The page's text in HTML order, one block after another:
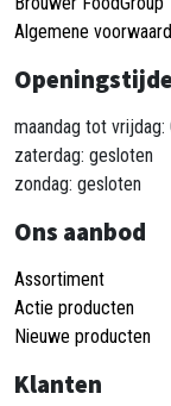
Algemene
maandag tot vrijdag:
zaterdag: gesloten
zondag: gesloten
Ons aanbod
Assortiment
Actie producten
Nieuwe producten
Klanten